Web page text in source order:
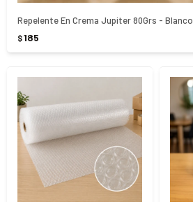
Repelente En Crema Jupiter 80Grs - Blanco
$185